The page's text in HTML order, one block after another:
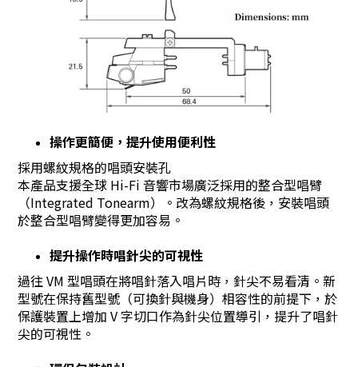
操作更簡便，提升使用便利性
採用螺紋規格的唱頭安裝孔
本產品支援全球 Hi-Fi 音響市場廣泛採用的整合型唱臂
（Integrated Tonearm）。改為螺紋規格後，安裝唱頭
於整合型唱臂變得更加容易。
提升操作時唱針尖的可視性
過往 VM 型唱頭在將唱針落入唱片時，針尖不易看清。新
型號在保持舊型號（可換針與機身）相容性的前提下，於
保護裝置上增加 V 字切口作為針尖位置導引，提升了唱針
尖的可視性。